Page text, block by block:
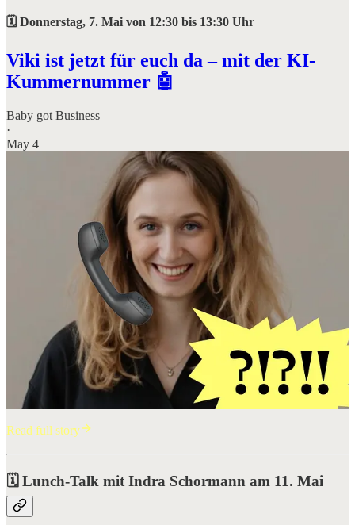
🗓️ Donnerstag, 7. Mai von 12:30 bis 13:30 Uhr
Viki ist jetzt für euch da – mit der KI-
Kummernummer 🤖
Baby got Business
·
May 4
Read full story
🗓️Lunch-Talk mit Indra Schormann am 11. Mai